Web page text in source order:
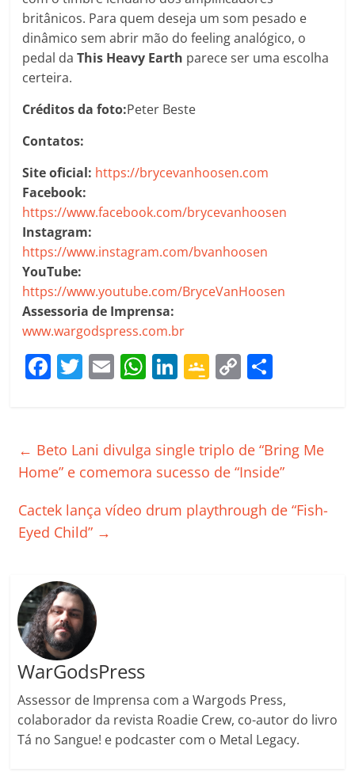
britânicos. Para quem deseja um som pesado e
dinâmico sem abrir mão do feeling analógico, o
pedal daThis Heavy Earth parece ser uma escolha
certeira.
Créditos da foto:Peter Beste
Contatos:
Site oficial: https://brycevanhoosen.com
Facebook:
https://www.facebook.com/brycevanhoosen
Instagram:
https://www.instagram.com/bvanhoosen
YouTube:
https://www.youtube.com/BryceVanHoosen
Assessoria de Imprensa:
www.wargodspress.com.br
F
e
b
o
k
T
er
E
l
W
s
A
p
Li
e
dI
G
gl
e
a
C
y
Li
k
p
ar
h
← Beto Lani divulga single triplo de “Bring Me
Home” e comemora sucesso de “Inside”
Cactek lança vídeo drum playthrough de “Fish-
Eyed Child” →
WarGodsPress
Assessor de Imprensa com a Wargods Press,
colaborador da revista Roadie Crew, co-autor do livro
Tá no Sangue! e podcaster com o Metal Legacy.